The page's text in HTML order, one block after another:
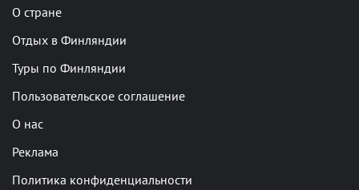
О стране
Отдых в Финляндии
Туры по Финляндии
Пользовательское соглашение
О нас
Реклама
Политика конфиденциальности